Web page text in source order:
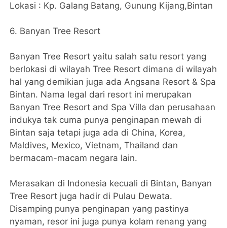
Lokasi : Kp. Galang Batang, Gunung Kijang,Bintan
6. Banyan Tree Resort
Banyan Tree Resort yaitu salah satu resort yang
berlokasi di wilayah Tree Resort dimana di wilayah
hal yang demikian juga ada Angsana Resort & Spa
Bintan. Nama legal dari resort ini merupakan
Banyan Tree Resort and Spa Villa dan perusahaan
indukya tak cuma punya penginapan mewah di
Bintan saja tetapi juga ada di China, Korea,
Maldives, Mexico, Vietnam, Thailand dan
bermacam-macam negara lain.
Merasakan di Indonesia kecuali di Bintan, Banyan
Tree Resort juga hadir di Pulau Dewata.
Disamping punya penginapan yang pastinya
nyaman, resor ini juga punya kolam renang yang